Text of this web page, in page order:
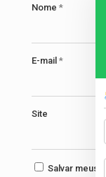
Nome *
E-mail *
Site
Salvar meus